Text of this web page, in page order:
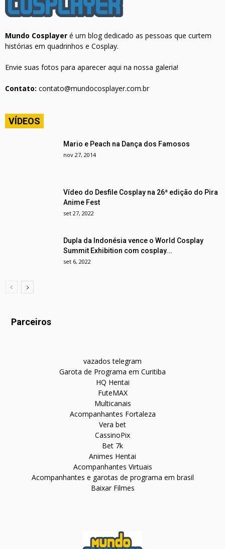
Mundo Cosplayer é um blog dedicado as pessoas que curtem
histórias em quadrinhos e Cosplay.
Envie suas fotos para aparecer aqui na nossa galeria!
Contato: contato@mundocosplayer.com.br
VÍDEOS
Mario e Peach na Dança dos Famosos
nov 27, 2014
Vídeo do Desfile Cosplay na 26ª edição do Pira
Anime Fest
set 27, 2022
Dupla da Indonésia vence o World Cosplay
Summit Exhibition com cosplay...
set 6, 2022
Parceiros
vazados telegram
Garota de Programa em Curitiba
HQ Hentai
FuteMAX
Multicanais
Acompanhantes Fortaleza
Vera bet
CassinoPix
Bet 7k
Animes Hentai
Acompanhantes Virtuais
Acompanhantes e garotas de programa em brasil
Baixar Filmes